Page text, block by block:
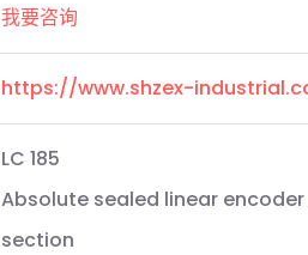
我要咨询
https://www.shzex-
LC 185
Absolute sealed linear
section